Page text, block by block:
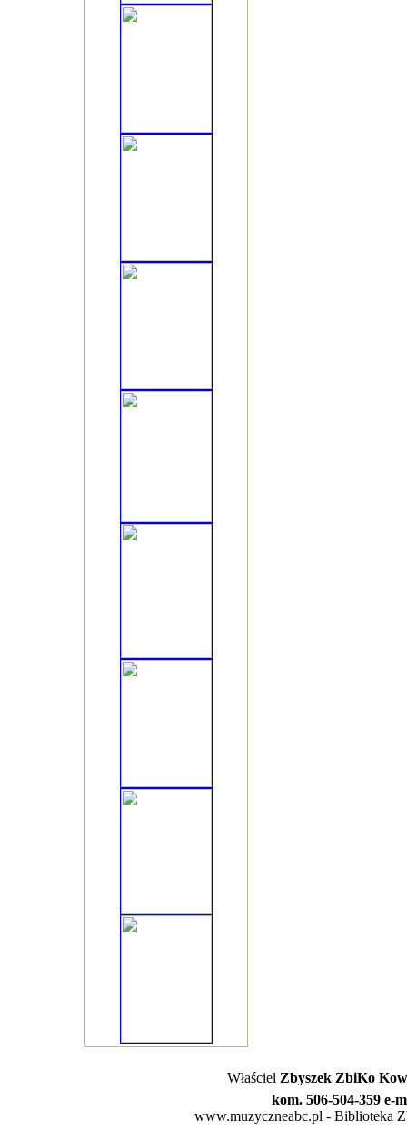
Właściel Zbyszek ZbiKo
kom. 506-504-359 e-
www.muzyczneabc.pl - Biblioteka